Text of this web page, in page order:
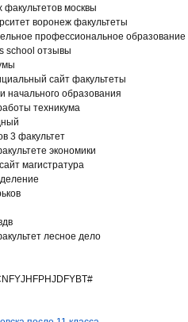
факультетов москвы
воронеж факультеты
профессиональное образование
school отзывы
сайт факультеты
начального образования
техникума
3 факультет
экономики
магистратура
лесное дело